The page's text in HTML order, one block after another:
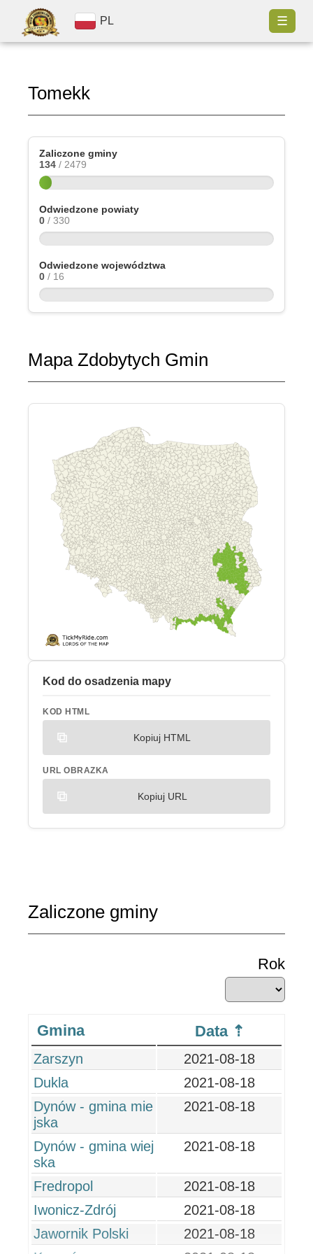
PL ☰
Tomekk
Zaliczone gminy
134 / 2479
Odwiedzone powiaty
0 / 330
Odwiedzone województwa
0 / 16
Mapa Zdobytych Gmin
Kod do osadzenia mapy
KOD HTML
Kopiuj HTML
URL OBRAZKA
Kopiuj URL
Zaliczone gminy
Rok
Gmina Data
Zarszyn
2021-08-18
Dukla
2021-08-18
Dynów - gmina mie
jska
2021-08-18
Dynów - gmina wiej
ska
2021-08-18
Fredropol
2021-08-18
Iwonicz-Zdrój
2021-08-18
Jawornik Polski
2021-08-18